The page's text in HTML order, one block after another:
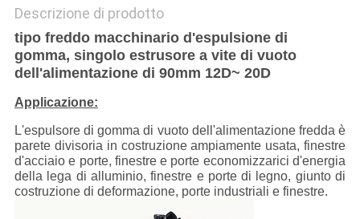
Descrizione di prodotto
tipo freddo macchinario d'espulsione di
gomma, singolo estrusore a vite di vuoto
dell'alimentazione di 90mm 12D~ 20D
Applicazione:
L'espulsore di gomma di vuoto dell'alimentazione fredda è
parete divisoria in costruzione ampiamente usata, finestre
d'acciaio e porte, finestre e porte economizzarici d'energia
della lega di alluminio, finestre e porte di legno, giunto di
costruzione di deformazione, porte industriali e finestre.